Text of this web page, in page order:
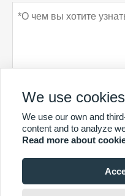
отправить
We use cookies
We use our own and
content and to analyze
Read more about